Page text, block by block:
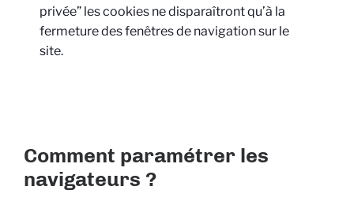
privée” les cookies ne disparaîtront qu’à la
fermeture des fenêtres de navigation sur le
site.
Comment paramétrer les
navigateurs ?